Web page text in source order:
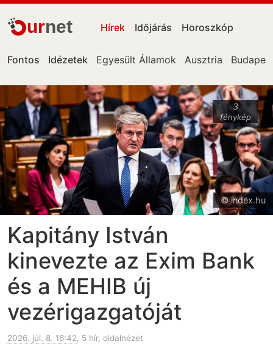
urnet Hírek Időjárás Horoszkóp
Fontos Idézetek Egyesült Államok Ausztria
3
fénykép
© index.hu
Kapitány István
kinevezte az Exim Bank
és a MEHIB új
vezérigazgatóját
2026. júl. 8. 16:42, 5 hír, oldalnézet